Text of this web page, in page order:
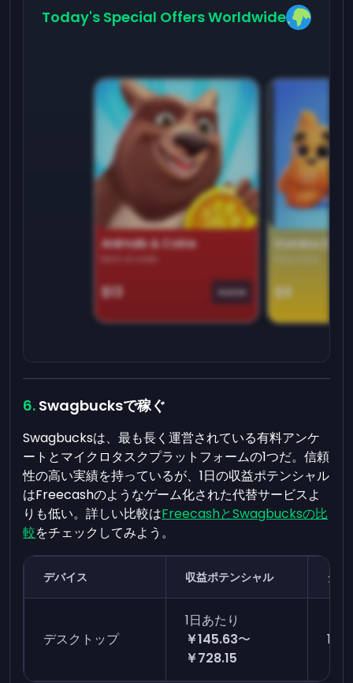
Today's Special Offers Worldwide
Animals & Coins
Earn on side
$13 Game
Domino
$9
Swagbucksで稼ぐ
Swagbucksは、最も長く運営されている有料アンケ
ートとマイクロタスクプラットフォームの1つだ。信頼
性の高い実績を持っているが、1日の収益ポテンシャル
はFreecashのようなゲーム化された代替サービスよ
りも低い。詳しい比較はFreecashとSwagbucksの比
較をチェックしてみよう。
デバイス 収益ポテンシャル タス
デスクトップ
1日あたり
￥145.63〜
￥728.15
1〜